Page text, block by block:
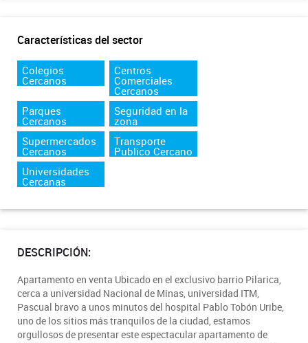
Características del sector
Colegios
Cercanos
Centros
Comerciales
Cercanos
Parques
Cercanos
Seguridad en la
zona
Supermercados
Cercanos
Transporte
Publico Cercano
Universidades
Cercanas
DESCRIPCIÓN:
Apartamento en venta Ubicado en el exclusivo barrio Pilarica,
cerca a universidad Nacional de Minas, universidad ITM,
Pascual bravo a unos minutos del hospital Pablo Tobón Uribe,
uno de los sitios más tranquilos de la ciudad, estamos
orgullosos de presentar este espectacular apartamento de